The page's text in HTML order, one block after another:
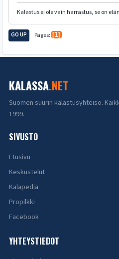
Kalastus ei ole vain harrastus, se on
GO UP Pages 1
KALASSA.NET
Suomen suurin kalastusyhteisö.
1999.
SIVUSTO
Etusivu
Keskustelut
Kalapedia
Propilkki
Facebook
YHTEYSTIEDOT